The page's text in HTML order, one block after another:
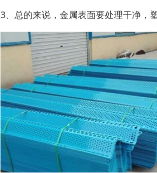
3、总的来说，金属表面要处理干净，